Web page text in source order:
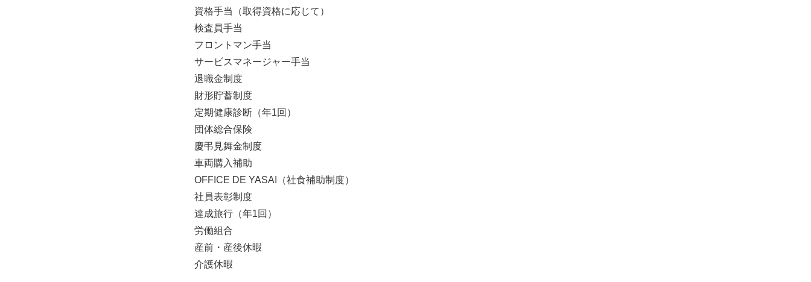
資格手当（取得資格に応じて）
検査員手当
フロントマン手当
サービスマネージャー手当
退職金制度
財形貯蓄制度
定期健康診断（年1回）
団体総合保険
慶弔見舞金制度
車両購入補助
OFFICE DE YASAI（社食補助制度）
社員表彰制度
達成旅行（年1回）
労働組合
産前・産後休暇
介護休暇